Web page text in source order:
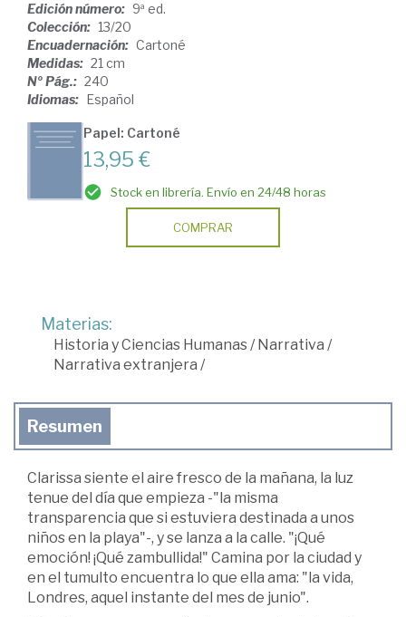
Edición número: 9ª ed.
Colección: 13/20
Encuadernación: Cartoné
Medidas: 21 cm
Nº Pág.: 240
Idiomas: Español
Papel: Cartoné
13,95 €
Stock en librería. Envío en 24/48 horas
COMPRAR
Materias:
Historia y Ciencias Humanas/Narrativa /
Narrativa extranjera /
Resumen
Clarissa siente el aire fresco de la mañana, la luz
tenue del día que empieza -"la misma
transparencia que si estuviera destinada a unos
niños en la playa"-, y se lanza a la calle. "¡Qué
emoción! ¡Qué zambullida!" Camina por la ciudad y
en el tumulto encuentra lo que ella ama: "la vida,
Londres, aquel instante del mes de junio".